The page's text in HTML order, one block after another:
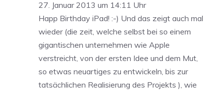
27. Januar 2013 um 14:11 Uhr
Happ Birthday iPad! :-) Und das zeigt auch mal
wieder (die zeit, welche selbst bei so einem
gigantischen unternehmen wie Apple
verstreicht, von der ersten Idee und dem Mut,
so etwas neuartiges zu entwickeln, bis zur
tatsächlichen Realisierung des Projekts ), wie